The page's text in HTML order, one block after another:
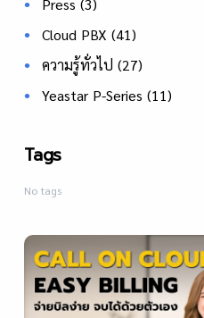
Press (3)
Cloud PBX (41)
ความรู้ทั่วไป (27)
Yeastar P-Series (11)
Tags
No tags